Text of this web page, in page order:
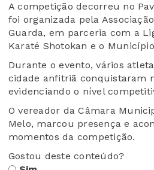
A competição decorreu no
foi organizada pela
Guarda, em parceria com a
Karaté Shotokan e o
Durante o evento, vários
cidade anfitriã conquistaram
evidenciando o nível
O vereador da Câmara
Melo, marcou presença e
momentos da competição.
Gostou deste conteúdo?